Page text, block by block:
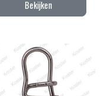
Bekijken